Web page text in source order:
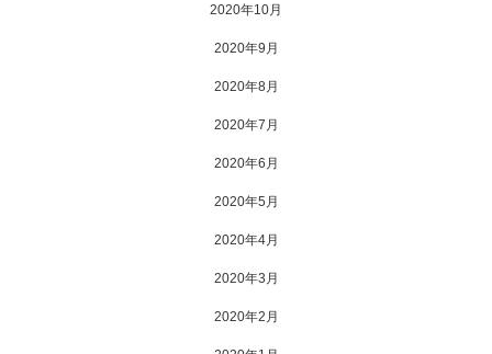
2020年10月
2020年9月
2020年8月
2020年7月
2020年6月
2020年5月
2020年4月
2020年3月
2020年2月